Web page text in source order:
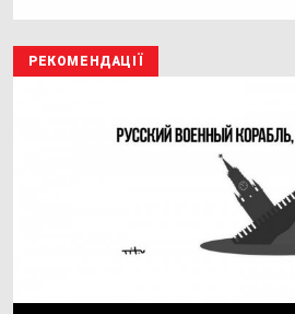
РЕКОМЕНДАЦІЇ